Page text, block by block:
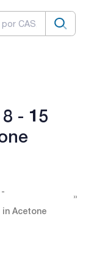
- 15
Acetone